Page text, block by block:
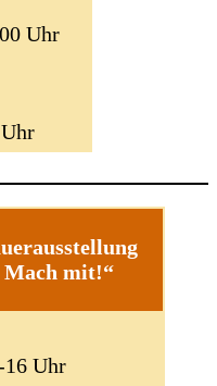
Uhr
Mach mit!“
16 Uhr